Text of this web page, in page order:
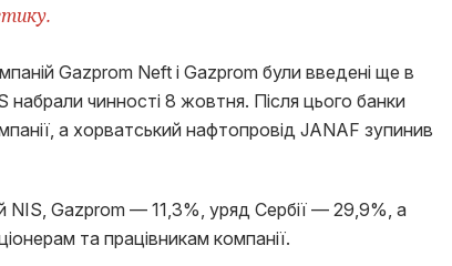
Gazprom Neft і Gazprom були введені ще в
чинності 8 жовтня. Після цього банки
а хорватський нафтопровід JANAF зупинив
NIS, Gazprom — 11,3%, уряд Сербії — 29,9%, а
та працівникам компанії.